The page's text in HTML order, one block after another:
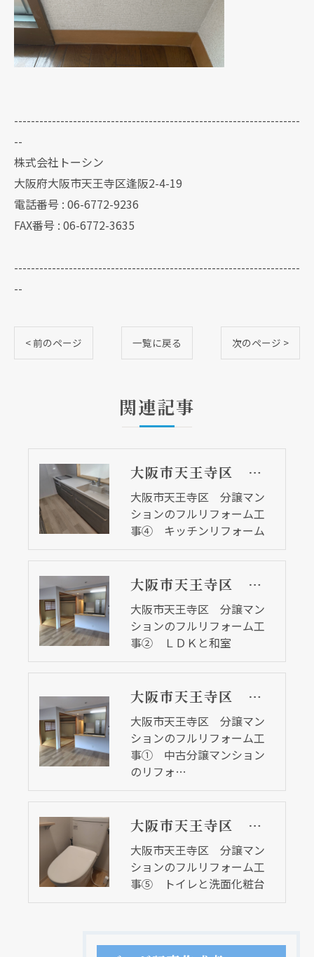
--------------------------------------------------------------------
--
株式会社トーシン
大阪府大阪市天王寺区逢阪2-4-19
電話番号 : 06-6772-9236
FAX番号 : 06-6772-3635
--------------------------------------------------------------------
--
< 前のページ 一覧に戻る 次のページ >
関連記事
大阪市天王寺区 分譲マンションのフルリフォーム工事④ キッチンリフォーム
大阪市天王寺区 分譲マン
ションのフルリフォーム工
事④ キッチンリフォーム
大阪市天王寺区 分譲マンションのフルリフォーム工事② ＬＤＫと和室
大阪市天王寺区 分譲マン
ションのフルリフォーム工
事② ＬＤＫと和室
大阪市天王寺区 分譲マンションのフルリフォーム工事① 中古分譲マンションのリフォーム
大阪市天王寺区 分譲マン
ションのフルリフォーム工
事① 中古分譲マンション
のリフォ…
大阪市天王寺区 分譲マンションのフルリフォーム工事⑤ トイレと洗面化粧台
大阪市天王寺区 分譲マン
ションのフルリフォーム工
事⑤ トイレと洗面化粧台